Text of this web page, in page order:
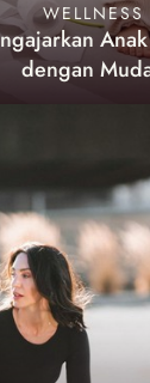
WELLNESS
dengan